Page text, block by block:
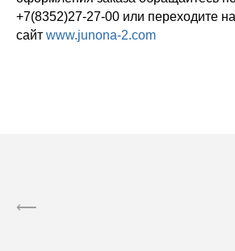
+7(8352)27-27-00 или переходите
сайт www.junona-2.com
⟵